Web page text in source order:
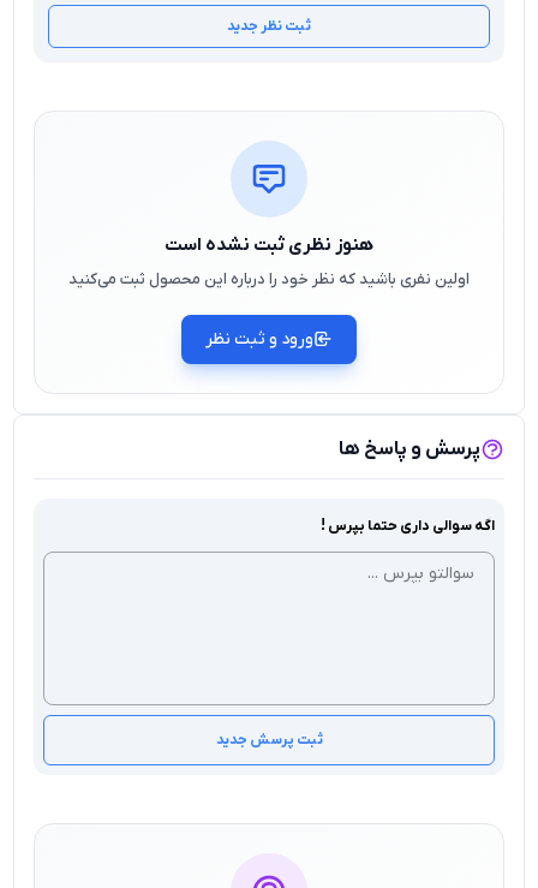
ثبت نظر جدید
هنوز نظری ثبت نشده است
اولین نفری باشید که نظر خود را درباره این محصول ثبت می‌کنید
ورود و ثبت نظر
پرسش و پاسخ ها
اگه سوالی داری حتما بپرس !
ثبت پرسش جدید